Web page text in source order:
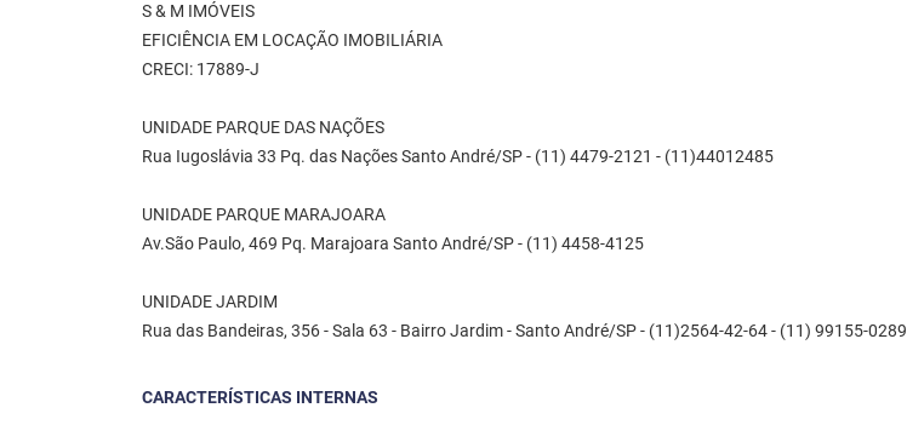
S & M IMÓVEIS
EFICIÊNCIA EM LOCAÇÃO IMOBILIÁRIA
CRECI: 17889-J
UNIDADE PARQUE DAS NAÇÕES
Rua Iugoslávia 33 Pq. das Nações Santo André/SP - (11) 4479-2121 - (11)44012485
UNIDADE PARQUE MARAJOARA
Av.São Paulo, 469 Pq. Marajoara Santo André/SP - (11) 4458-4125
UNIDADE JARDIM
Rua das Bandeiras, 356 - Sala 63 - Bairro Jardim - Santo André/SP - (11)2564-42-64 - (11) 99155-0289
CARACTERÍSTICAS INTERNAS